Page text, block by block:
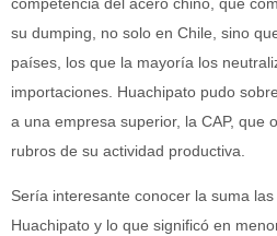
su dumping, no solo en Chile, sino
países, los que la mayoría los
importaciones. Huachipato pudo
a una empresa superior, la CAP, que
rubros de su actividad productiva.
Sería interesante conocer la suma
Huachipato y lo que significó en